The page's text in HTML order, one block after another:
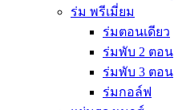
ร่ม พรีเมี่ยม
ร่มตอนเดียว
ร่มพับ 2 ตอน
ร่มพับ 3 ตอน
ร่มกอล์ฟ